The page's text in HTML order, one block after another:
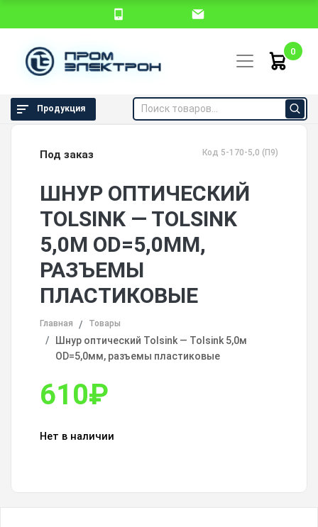
0
Продукция
Под заказ Код 5-170-5,0 (П9)
ШНУР ОПТИЧЕСКИЙ
TOLSINK — TOLSINK
5,0М OD=5,0ММ,
РАЗЪЕМЫ
ПЛАСТИКОВЫЕ
Главная Товары
Шнур оптический Tolsink — Tolsink 5,0м
OD=5,0мм, разъемы пластиковые
610₽
Нет в наличии